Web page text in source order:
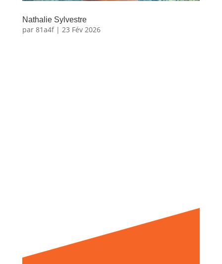
Nathalie Sylvestre
par 81a4f| 23 Fév 2026